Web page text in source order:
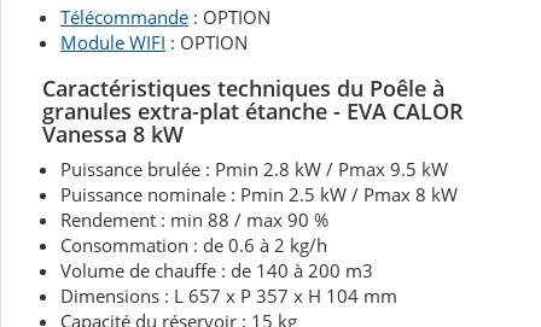
Télécommande : OPTION
Module WIFI : OPTION
Caractéristiques techniques du Poêle à
granules extra-plat étanche - EVA CALOR
Vanessa 8 kW
Puissance brulée : Pmin 2.8 kW / Pmax 9.5 kW
Puissance nominale : Pmin 2.5 kW / Pmax 8 kW
Rendement : min 88 / max 90 %
Consommation : de 0.6 à 2 kg/h
Volume de chauffe : de 140 à 200 m3
Dimensions : L 657 x P 357 x H 104 mm
Capacité du réservoir : 15 kg